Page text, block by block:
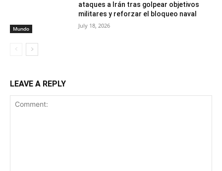
Mundo
ataques a Irán tras golpear objetivos
militares y reforzar el bloqueo naval
July 18, 2026
LEAVE A REPLY